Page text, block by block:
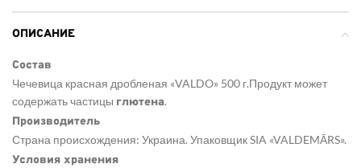
ОПИСАНИЕ
Cостав
Чечевица красная дробленая «VALDO» 500 г.Продукт может
содержать частицы глютена.
Производитель
Страна происхождения: Украина. Упаковщик SIA «VALDEMĀRS».
Условия хранения